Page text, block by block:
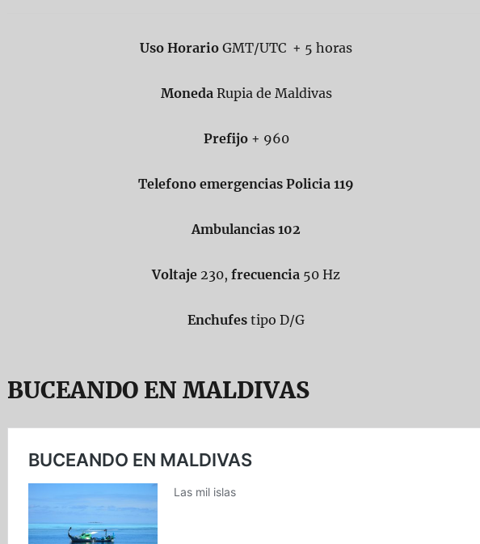
Uso Horario GMT/UTC + 5 horas
Moneda Rupia de Maldivas
Prefijo+ 960
Telefono emergencias Policia 119
Ambulancias 102
Voltaje 230,frecuencia 50 Hz
Enchufes tipo D/G
BUCEANDO EN MALDIVAS